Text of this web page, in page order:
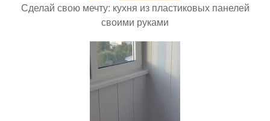
Сделай свою мечту: кухня из пластиковых панелей
своими руками